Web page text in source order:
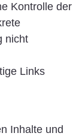
Kontrolle der
nicht
Links
Inhalte und